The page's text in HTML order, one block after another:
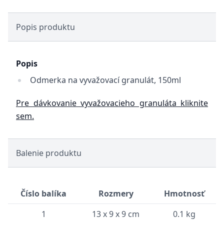
Popis produktu
Popis
Odmerka na vyvažovací granulát, 150ml
Pre dávkovanie vyvažovacieho granuláta kliknite
sem.
Balenie produktu
Číslo balíka Rozmery
Hmotnosť
1
13 x 9 x 9 cm 0.1 kg